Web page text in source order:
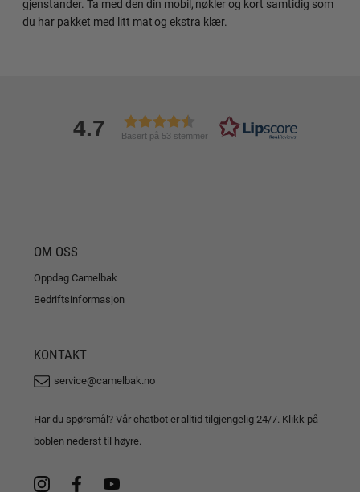
gjenstander. Ta med den din mobil, nøkler og kort samtidig som
du har pakket med litt mat og ekstra klær.
4.7 Basert på 53 stemmer
OM OSS
Oppdag Camelbak
Bedriftsinformasjon
KONTAKT
service@camelbak.no
Har du spørsmål? Vår chatbot er alltid tilgjengelig 24/7. Klikk på
boblen nederst til høyre.